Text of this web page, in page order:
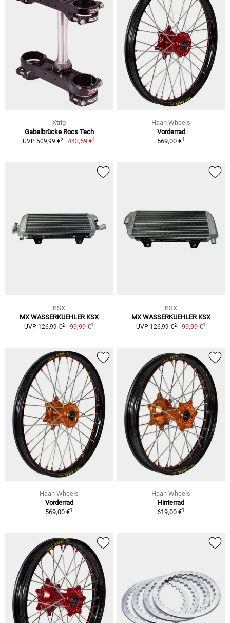
Xtrig
Gabelbrücke Rocs Tech
UVP 509,99 €2 443,69 €1
Haan Wheels
Vorderrad
569,00 €1
KSX
MX WASSERKUEHLER KSX
UVP 126,99 €2 99,99 €1
KSX
MX WASSERKUEHLER KSX
UVP 126,99 €2 99,99 €1
Haan Wheels
Vorderrad
569,00 €1
Haan Wheels
Hinterrad
619,00 €1